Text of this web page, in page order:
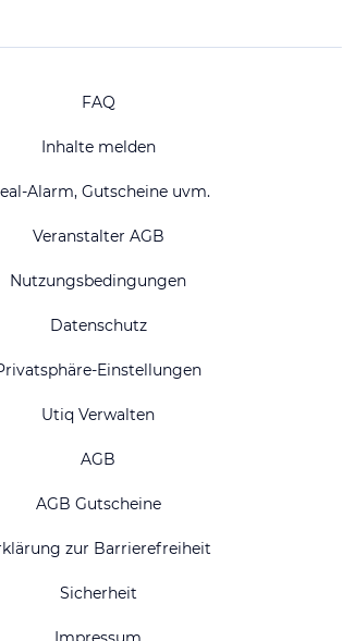
FAQ
Inhalte melden
Alarm, Gutscheine uvm.
Veranstalter AGB
Nutzungsbedingungen
Datenschutz
Einstellungen
Utiq Verwalten
AGB
AGB Gutscheine
zur Barrierefreiheit
Sicherheit